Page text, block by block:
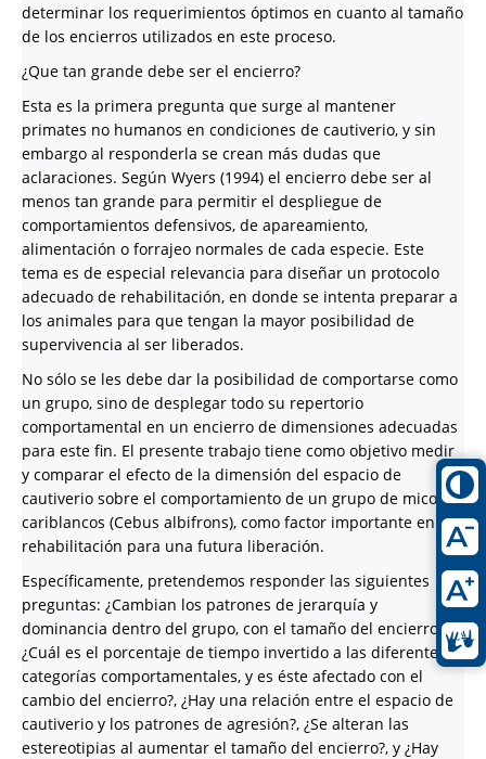
determinar los requerimientos óptimos en cuanto al tamaño
de los encierros utilizados en este proceso.
¿Que tan grande debe ser el encierro?
Esta es la primera pregunta que surge al mantener
primates no humanos en condiciones de cautiverio, y sin
embargo al responderla se crean más dudas que
aclaraciones. Según Wyers (1994) el encierro debe ser al
menos tan grande para permitir el despliegue de
comportamientos defensivos, de apareamiento,
alimentación o forrajeo normales de cada especie. Este
tema es de especial relevancia para diseñar un protocolo
adecuado de rehabilitación, en donde se intenta preparar a
los animales para que tengan la mayor posibilidad de
supervivencia al ser liberados.
No sólo se les debe dar la posibilidad de comportarse como
un grupo, sino de desplegar todo su repertorio
comportamental en un encierro de dimensiones adecuadas
para este fin. El presente trabajo tiene como objetivo medir
y comparar el efecto de la dimensión del espacio de
cautiverio sobre el comportamiento de un grupo de micos
cariblancos (Cebus albifrons), como factor importante en su
rehabilitación para una futura liberación.
Específicamente, pretendemos responder las siguientes
preguntas: ¿Cambian los patrones de jerarquía y
dominancia dentro del grupo, con el tamaño del encierro?,
¿Cuál es el porcentaje de tiempo invertido a las diferentes
categorías comportamentales, y es éste afectado con el
cambio del encierro?, ¿Hay una relación entre el espacio de
cautiverio y los patrones de agresión?, ¿Se alteran las
estereotipias al aumentar el tamaño del encierro?, y ¿Hay